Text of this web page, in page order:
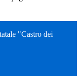
"Castro dei